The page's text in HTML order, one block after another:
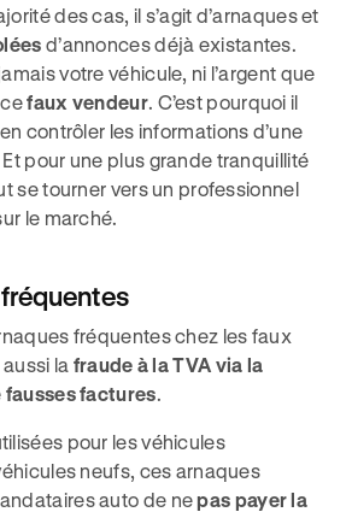
des cas, il s’agit d’arnaques et
d’annonces déjà existantes.
votre véhicule, ni l’argent que
cefaux vendeur. C’est pourquoi il
contrôler les informations d’une
pour une plus grande tranquillité
se tourner vers un professionnel
le marché.
fréquentes chez les faux
la fraude à la TVA via la
fausses factures.
pour les véhicules
neufs, ces arnaques
auto de nepas payer la